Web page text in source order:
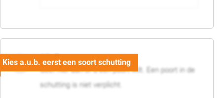
05. Poort
Geef hier aan of u een poort wilt. Een poort in de
schutting is niet verplicht.